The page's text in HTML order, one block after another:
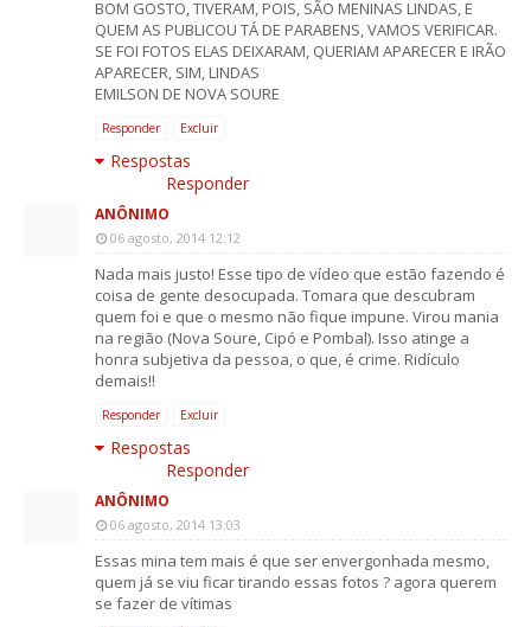
BOM GOSTO, TIVERAM, POIS, SÃO MENINAS LINDAS, E
QUEM AS PUBLICOU TÁ DE PARABENS, VAMOS VERIFICAR.
SE FOI FOTOS ELAS DEIXARAM, QUERIAM APARECER E IRÃO
APARECER, SIM, LINDAS
EMILSON DE NOVA SOURE
Responder Excluir
Respostas
Responder
ANÔNIMO
06 agosto, 2014 12:12
Nada mais justo! Esse tipo de vídeo que estão fazendo é
coisa de gente desocupada. Tomara que descubram
quem foi e que o mesmo não fique impune. Virou mania
na região (Nova Soure, Cipó e Pombal). Isso atinge a
honra subjetiva da pessoa, o que, é crime. Ridículo
demais!!
Responder Excluir
Respostas
Responder
ANÔNIMO
06 agosto, 2014 13:03
Essas mina tem mais é que ser envergonhada mesmo,
quem já se viu ficar tirando essas fotos ? agora querem
se fazer de vítimas